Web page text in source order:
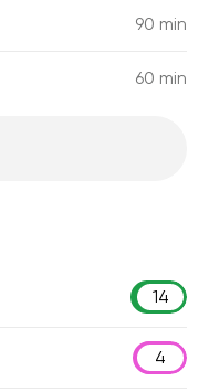
90 min
60 min
14
4